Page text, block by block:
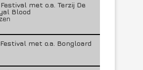
met o.a. Terzij De
Blood
met o.a. Bongloard